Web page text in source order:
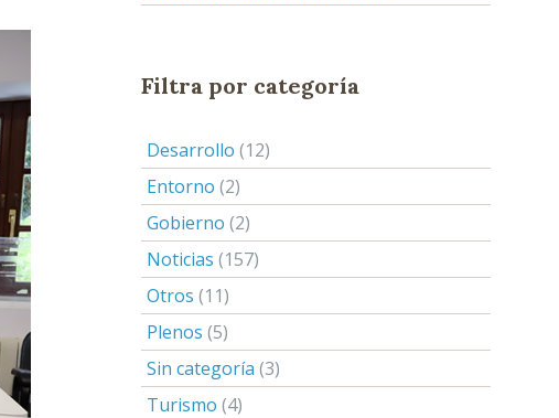
Filtra por categoría
Desarrollo (12)
Entorno (2)
Gobierno (2)
Noticias (157)
Otros (11)
Plenos (5)
Sin categoría (3)
Turismo (4)